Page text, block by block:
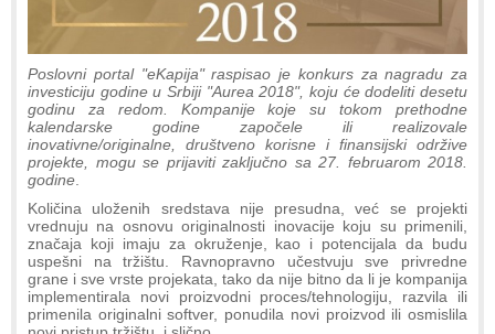
Poslovni portal "eKapija" raspisao je konkurs za nagradu za
investiciju godine u Srbiji "Aurea 2018", koju će dodeliti desetu
godinu za redom. Kompanije koje su tokom prethodne
kalendarske godine započele ili realizovale
inovativne/originalne, društveno korisne i finansijski održive
projekte, mogu se prijaviti zaključno sa 27. februarom 2018.
godine
Količina uloženih sredstava nije presudna, već se projekti
vrednuju na osnovu originalnosti inovacije koju su primenili,
značaja koji imaju za okruženje, kao i potencijala da budu
uspešni na tržištu. Ravnopravno učestvuju sve privredne
grane i sve vrste projekata, tako da nije bitno da li je kompanija
implementirala novi proizvodni proces/tehnologiju, razvila ili
primenila originalni softver, ponudila novi proizvod ili osmislila